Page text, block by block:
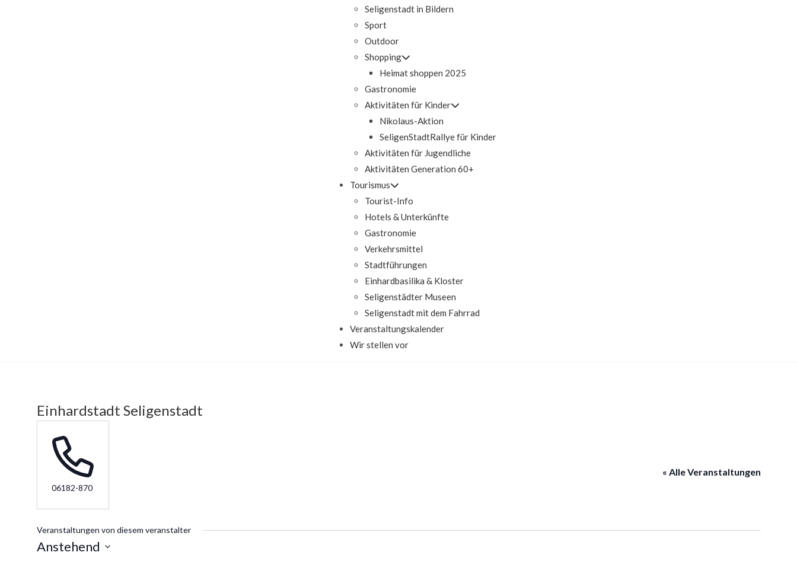
Seligenstadt in Bildern
Sport
Outdoor
Shopping
Heimat shoppen 2025
Gastronomie
Aktivitäten für Kinder
Nikolaus-Aktion
SeligenStadtRallye für Kinder
Aktivitäten für Jugendliche
Aktivitäten Generation 60+
Tourismus
Tourist-Info
Hotels & Unterkünfte
Gastronomie
Verkehrsmittel
Stadtführungen
Einhardbasilika & Kloster
Seligenstädter Museen
Seligenstadt mit dem Fahrrad
Veranstaltungskalender
Wir stellen vor
Einhardstadt Seligenstadt
« Alle Veranstaltungen
T
o
06182-870
Veranstaltungen von diesem veranstalter
Anstehend